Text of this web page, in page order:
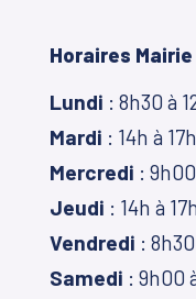
Horaires Mairie
Lundi : 8h30 à
Mardi : 14h à 17h
Mercredi :
Jeudi : 14h à 17h
Vendredi :
Samedi : 9h00